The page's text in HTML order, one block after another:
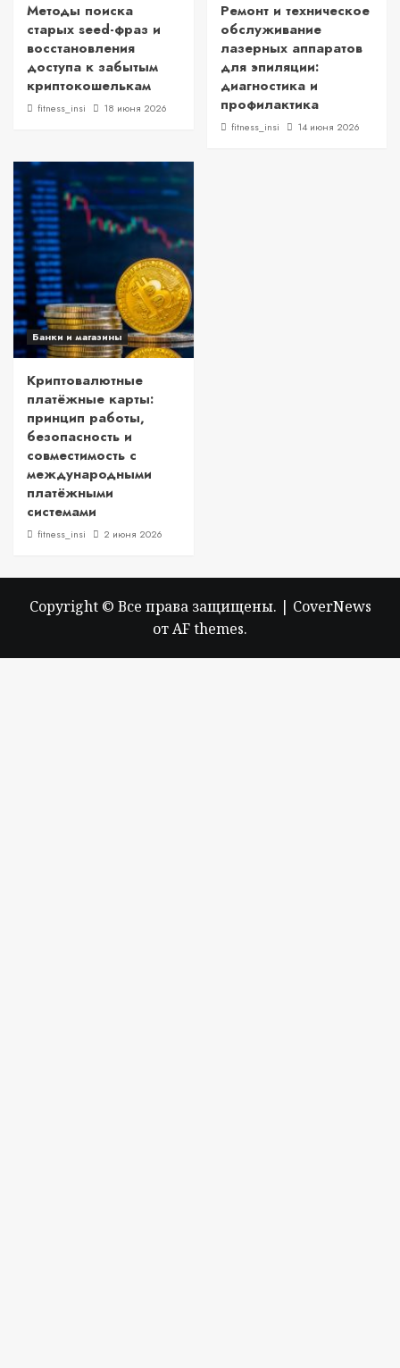
Методы поиска
старых seed-фраз и
восстановления
доступа к забытым
криптокошелькам
fitness_insi 18 июня 2026
Ремонт и техническое
обслуживание
лазерных аппаратов
для эпиляции:
диагностика и
профилактика
fitness_insi 14 июня 2026
Банки и магазины
Криптовалютные
платёжные карты:
принцип работы,
безопасность и
совместимость с
международными
платёжными
системами
fitness_insi 2 июня 2026
Copyright © Все права защищены. | CoverNews
от AF themes.